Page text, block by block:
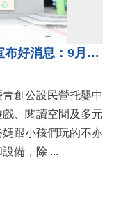
苗栗親子館暨托嬰中心揭牌 縣長宣布好消息：9月1日起調降臨時托嬰費用
創公設民營托嬰中
、閱讀空間及多元
跟小孩們玩的不亦
樂乎。縣長鍾東錦上午巡視場館環境和設備，除 ...